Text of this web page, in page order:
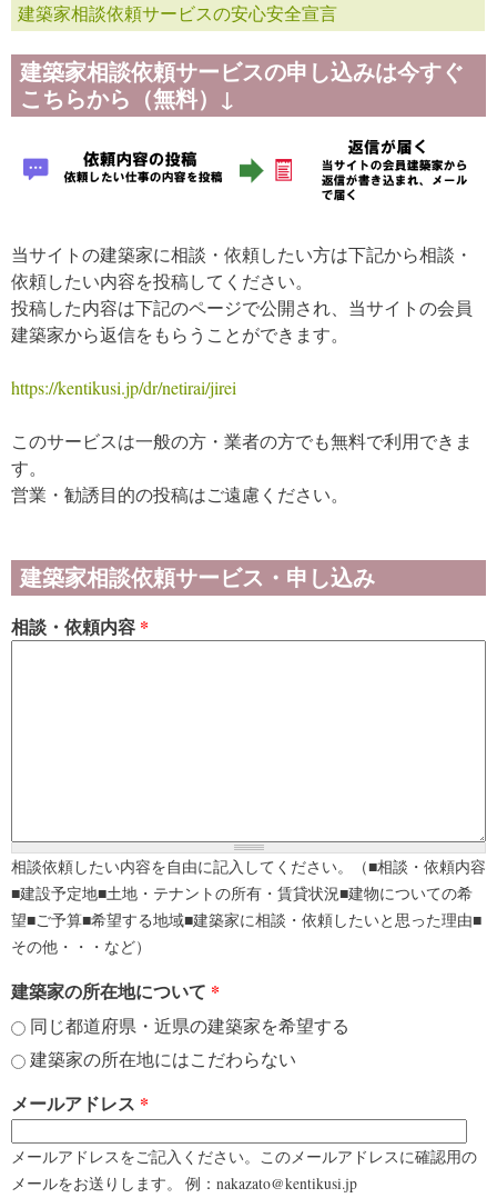
建築家相談依頼サービスの安心安全宣言
建築家相談依頼サービスの申し込みは今すぐ
こちらから（無料）↓
当サイトの建築家に相談・依頼したい方は下記から相談・
依頼したい内容を投稿してください。
投稿した内容は下記のページで公開され、当サイトの会員
建築家から返信をもらうことができます。
https://kentikusi.jp/dr/netirai/jirei
このサービスは一般の方・業者の方でも無料で利用できま
す。
営業・勧誘目的の投稿はご遠慮ください。
建築家相談依頼サービス・申し込み
相談・依頼内容 *
相談依頼したい内容を自由に記入してください。（■相談・依頼内容
■建設予定地■土地・テナントの所有・賃貸状況■建物についての希
望■ご予算■希望する地域■建築家に相談・依頼したいと思った理由■
その他・・・など）
建築家の所在地について *
同じ都道府県・近県の建築家を希望する
建築家の所在地にはこだわらない
メールアドレス *
メールアドレスをご記入ください。このメールアドレスに確認用の
メールをお送りします。 例：nakazato@kentikusi.jp